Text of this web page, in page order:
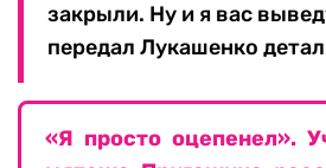
закрыли. Ну и я вас
передал Лукашенко
«Я просто оцепенел».